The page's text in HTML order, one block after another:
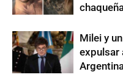
Milei y
expulsar